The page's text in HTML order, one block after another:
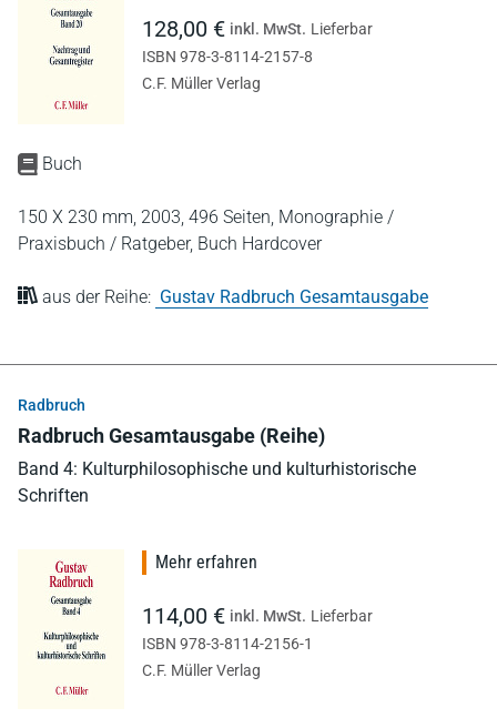
Buch
150 X 230 mm, 2003, 496 Seiten, Monographie /
Praxisbuch / Ratgeber, Buch Hardcover
aus der Reihe: Gustav Radbruch Gesamtausgabe
128,00 € inkl. MwSt. Lieferbar
ISBN 978-3-8114-2157-8
C.F. Müller Verlag
Radbruch
Radbruch Gesamtausgabe (Reihe)
Band 4: Kulturphilosophische und kulturhistorische
Schriften
Mehr erfahren
114,00 € inkl. MwSt. Lieferbar
ISBN 978-3-8114-2156-1
C.F. Müller Verlag